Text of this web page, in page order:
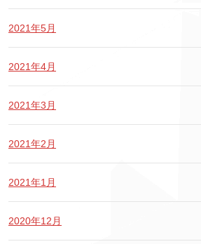
2021年5月
2021年4月
2021年3月
2021年2月
2021年1月
2020年12月